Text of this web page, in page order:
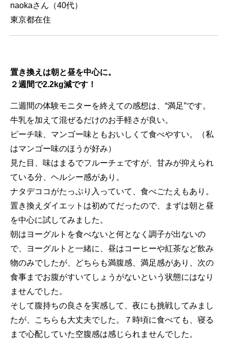
naokaさん（40代）
東京都在住
置き換えは朝と昼を中心に。
２週間で2.2kg減です！
二週間の体験モニターを終えての感想は、“満足”です。
牛乳を加えて混ぜるだけのお手軽さが良い。
ピーチ味、マンゴー味ともおいしくて食べやすい。（私
はマンゴー味のほうが好み）
見た目、味はまるでフルーチェですが、甘みが抑えられ
ている分、ヘルシー感があり。
ナタデココがたっぷり入っていて、食べごたえもあり。
置き換えダイエットは初めてだったので、まずは朝と昼
を中心に試してみました。
朝はヨーグルトを食べないと何となく調子が出ないの
で、ヨーグルトと一緒に、昼はコーヒーや紅茶など飲み
物のみでしたが、どちらも満腹感、満足感があり、次の
食事までお腹がすいてしょうがないという状態にはなり
ませんでした。
そして腹持ちの良さを実感して、夜にも挑戦してみまし
たが、こちらも大丈夫でした。７時頃に食べても、寝る
まで心配していた空腹感は感じられませんでした。